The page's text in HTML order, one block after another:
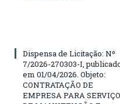
Dispensa de Licitação: Nº
7/2026-270303-I,
em 01/04/2026. Objeto:
CONTRATAÇÃO DE
EMPRESA PARA SERVIÇO